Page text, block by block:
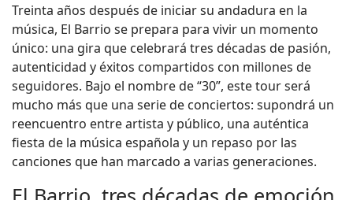
Treinta años después de iniciar su andadura en la
música, El Barrio se prepara para vivir un momento
único: una gira que celebrará tres décadas de pasión,
autenticidad y éxitos compartidos con millones de
seguidores. Bajo el nombre de “30”, este tour será
mucho más que una serie de conciertos: supondrá un
reencuentro entre artista y público, una auténtica
fiesta de la música española y un repaso por las
canciones que han marcado a varias generaciones.